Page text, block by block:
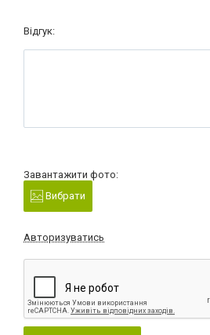
Відгук:
Завантажити фото:
Вибрати
Авторизуватись